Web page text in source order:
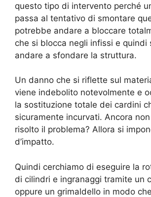
questo tipo di intervento perché
passa al tentativo di smontare
potrebbe andare a bloccare
che si blocca negli infissi e quindi
andare a sfondare la struttura.
Un danno che si riflette sul
viene indebolito notevolmente e
la sostituzione totale dei cardini
sicuramente incurvati. Ancora
risolto il problema? Allora si
d’impatto.
Quindi cerchiamo di eseguire la
di cilindri e ingranaggi tramite un
oppure un grimaldello in modo